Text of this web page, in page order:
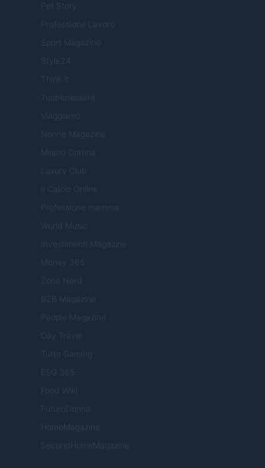
Pet Story
Professione Lavoro
Sport Magazine
Style24
Think.it
Tuobenessere
Viaggiamo
Nonne Magazine
Milano Cortina
Luxury Club
Il Calcio Online
Professione mamma
World Music
Investimenti Magazine
Money 365
Zona Nerd
B2B Magazine
People Magazine
Day Travel
Tutto Gaming
ESG 365
Food Wiki
FuturoDonna
HomeMagazine
SecondHomeMagazine